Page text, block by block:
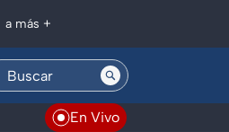
a más +
En Vivo